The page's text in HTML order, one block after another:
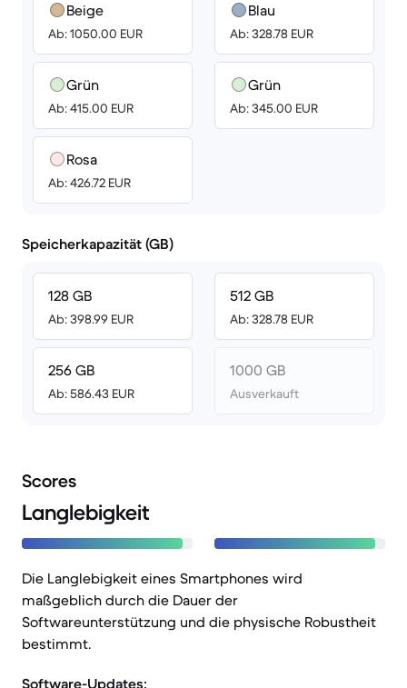
Beige
Ab: 1050.00 EUR
Grün
Ab: 415.00 EUR
Rosa
Ab: 426.72 EUR
Blau
Ab: 328.78 EUR
Grün
Ab: 345.00 EUR
Speicherkapazität (GB)
128 GB
Ab: 398.99 EUR
256 GB
Ab: 586.43 EUR
512 GB
Ab: 328.78 EUR
1000 GB
Ausverkauft
Scores
Langlebigkeit
Die Langlebigkeit eines Smartphones wird
maßgeblich durch die Dauer der
Softwareunterstützung und die physische Robustheit
bestimmt.
Software-Updates: